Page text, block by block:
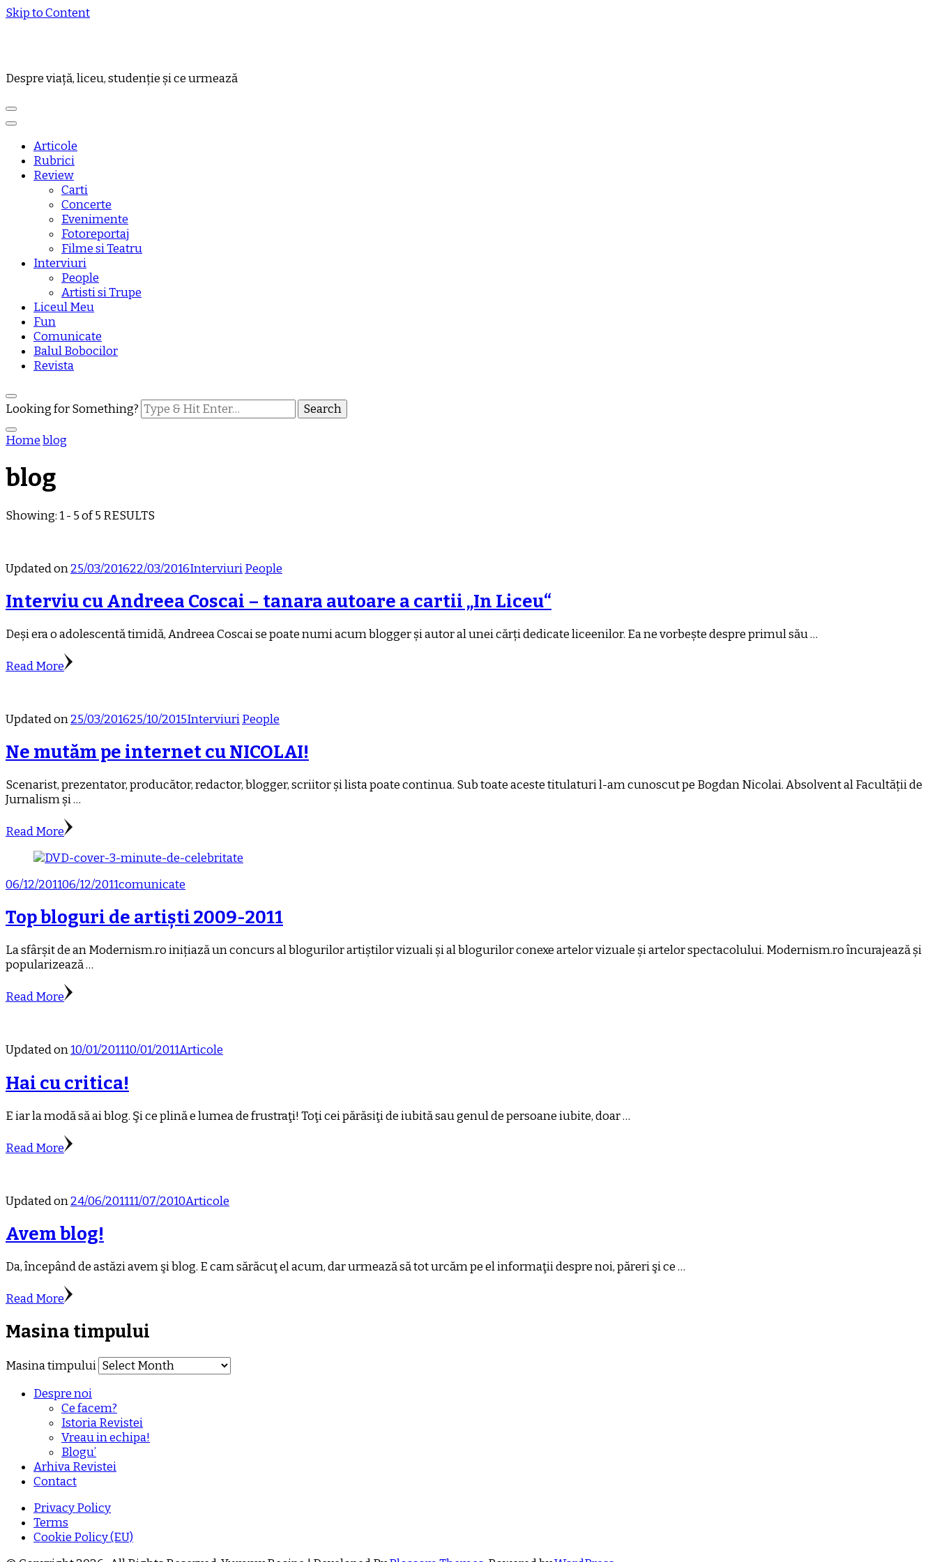
Skip to Content
Despre viață, liceu, studenție și ce urmează
Articole
Rubrici
Review
Carti
Concerte
Evenimente
Fotoreportaj
Filme si Teatru
Interviuri
People
Artisti si Trupe
Liceul Meu
Fun
Comunicate
Balul Bobocilor
Revista
Looking for Something?
Homeblog
blog
Showing: 1 - 5 of 5 RESULTS
Updated on25/03/201622/03/2016InterviuriPeople
Interviu cu Andreea Coscai – tanara autoare a cartii „In Liceu“
Deși era o adolescentă timidă, Andreea Coscai se poate numi acum blogger și autor al unei cărți dedicate liceenilor. Ea ne vorbește despre primul său …
Read More
Updated on25/03/201625/10/2015InterviuriPeople
Ne mutăm pe internet cu NICOLAI!
Scenarist, prezentator, producător, redactor, blogger, scriitor și lista poate continua. Sub toate aceste titulaturi l-am cunoscut pe Bogdan Nicolai. Absolvent al Facultății de
Jurnalism și …
Read More
06/12/201106/12/2011comunicate
Top bloguri de artiști 2009-2011
La sfârșit de an Modernism.ro inițiază un concurs al blogurilor artiștilor vizuali și al blogurilor conexe artelor vizuale și artelor spectacolului. Modernism.ro încurajează și
popularizează …
Read More
Updated on10/01/201110/01/2011Articole
Hai cu critica!
E iar la modă să ai blog. Şi ce plină e lumea de frustraţi! Toţi cei părăsiţi de iubită sau genul de persoane iubite, doar …
Read More
Updated on24/06/201111/07/2010Articole
Avem blog!
Da, începând de astăzi avem şi blog. E cam sărăcuţ el acum, dar urmează să tot urcăm pe el informaţii despre noi, păreri şi ce …
Read More
Masina timpului
Masina timpului
Despre noi
Ce facem?
Istoria Revistei
Vreau in echipa!
Blogu’
Arhiva Revistei
Contact
Privacy Policy
Terms
Cookie Policy (EU)